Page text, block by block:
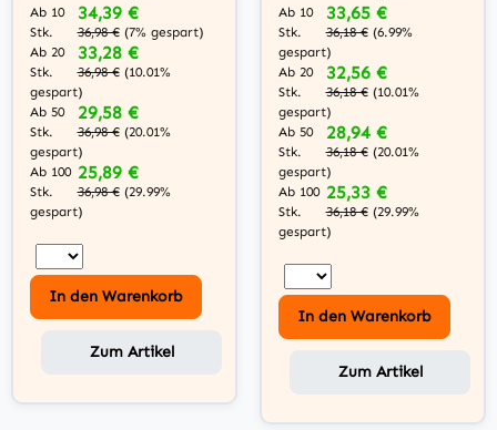
Ab 10
Stk.
34,39 €
36,98 € (7% gespart)
Ab 20
Stk.
33,28 €
36,98 € (10.01%
gespart)
Ab 50
Stk.
29,58 €
36,98 € (20.01%
gespart)
Ab 100
Stk.
25,89 €
36,98 € (29.99%
gespart)
In den Warenkorb
Zum Artikel
Ab 10
Stk.
33,65 €
36,18 € (6.99%
gespart)
Ab 20
Stk.
32,56 €
36,18 € (10.01%
gespart)
Ab 50
Stk.
28,94 €
36,18 € (20.01%
gespart)
Ab 100
Stk.
25,33 €
36,18 € (29.99%
gespart)
In den Warenkorb
Zum Artikel